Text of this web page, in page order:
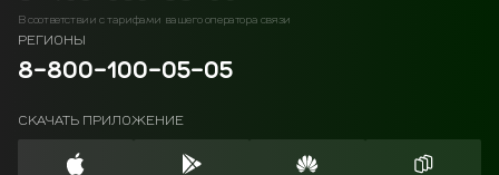
В соответствии с тарифами вашего оператора связи
РЕГИОНЫ
8-800-100-05-05
СКАЧАТЬ ПРИЛОЖЕНИЕ